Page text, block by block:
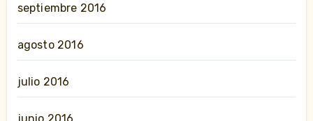
septiembre 2016
agosto 2016
julio 2016